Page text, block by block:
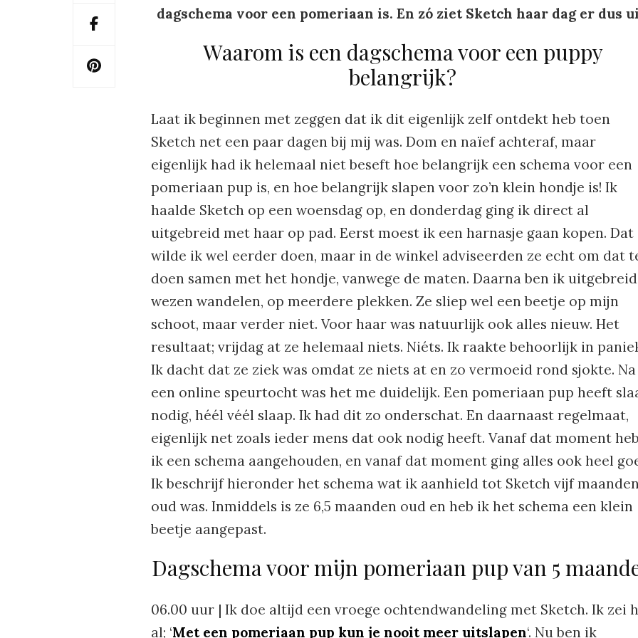
dagschema voor een pomeriaan is. En zó ziet Sketch haar dag er dus
Waarom is een dagschema voor een puppy
belangrijk?
Laat ik beginnen met zeggen dat ik dit eigenlijk zelf ontdekt heb toen
Sketch net een paar dagen bij mij was. Dom en naïef achteraf, maar
eigenlijk had ik helemaal niet beseft hoe belangrijk een schema voor een
pomeriaan pup is, en hoe belangrijk slapen voor zo’n klein hondje is! Ik
haalde Sketch op een woensdag op, en donderdag ging ik direct al
uitgebreid met haar op pad. Eerst moest ik een harnasje gaan kopen. Dat
wilde ik wel eerder doen, maar in de winkel adviseerden ze echt om dat
doen samen met het hondje, vanwege de maten. Daarna ben ik uitgebreid
wezen wandelen, op meerdere plekken. Ze sliep wel een beetje op mijn
schoot, maar verder niet. Voor haar was natuurlijk ook alles nieuw. Het
resultaat; vrijdag at ze helemaal niets. Niéts. Ik raakte behoorlijk in
Ik dacht dat ze ziek was omdat ze niets at en zo vermoeid rond sjokte. Na
een online speurtocht was het me duidelijk. Een pomeriaan pup heeft
nodig, héél véél slaap. Ik had dit zo onderschat. En daarnaast regelmaat,
eigenlijk net zoals ieder mens dat ook nodig heeft. Vanaf dat moment
ik een schema aangehouden, en vanaf dat moment ging alles ook heel
Ik beschrijf hieronder het schema wat ik aanhield tot Sketch vijf
oud was. Inmiddels is ze 6,5 maanden oud en heb ik het schema een klein
beetje aangepast.
Dagschema voor mijn pomeriaan pup van 5
06.00 uur | Ik doe altijd een vroege ochtendwandeling met Sketch. Ik zei
al; ‘Met een pomeriaan pup kun je nooit meer uitslapen‘. Nu ben ik